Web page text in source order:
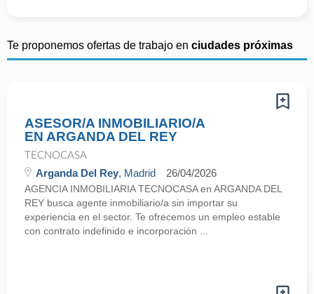
Te proponemos ofertas de trabajo en ciudades próximas
ASESOR/A INMOBILIARIO/A
EN ARGANDA DEL REY
TECNOCASA
Arganda Del Rey, Madrid 26/04/2026
AGENCIA INMOBILIARIA TECNOCASA en ARGANDA DEL
REY busca agente inmobiliario/a sin importar su
experiencia en el sector. Te ofrecemos un empleo estable
con contrato indefinido e incorporación ...